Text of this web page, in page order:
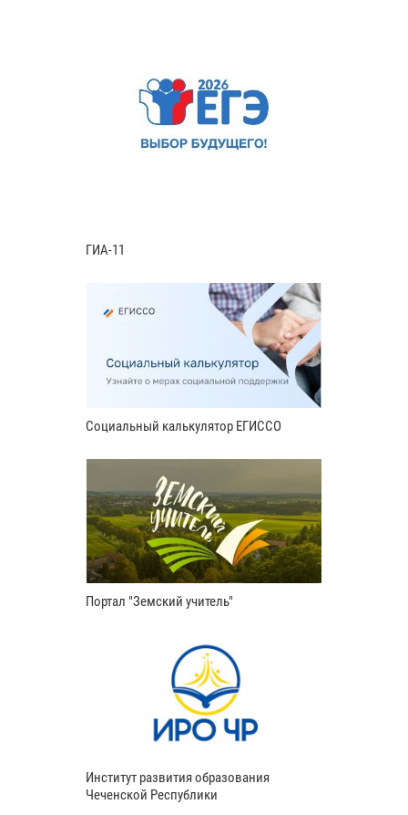
ГИА-11
Социальный калькулятор ЕГИССО
Портал "Земский учитель"
Институт развития образования
Чеченской Республики